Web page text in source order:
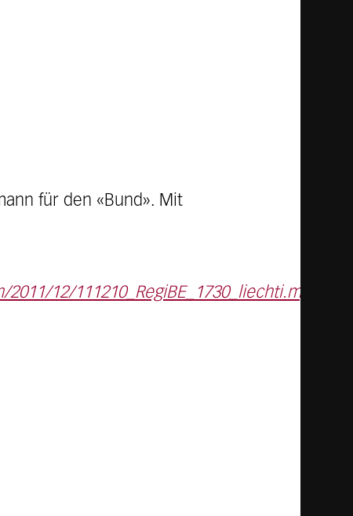
für den «Bund». Mit
12/